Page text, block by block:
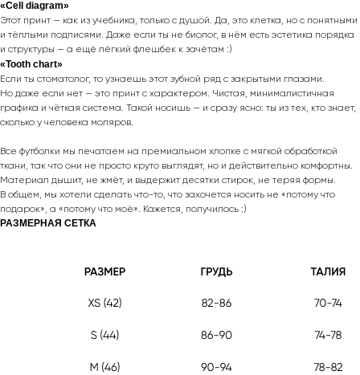
«Cell diagram»
Этот принт — как из учебника, только с душой. Да, это клетка, но с понятными
и тёплыми подписями. Даже если ты не биолог, в нём есть эстетика порядка
и структуры — а ещё лёгкий флешбек к зачётам :)
«Tooth chart»
Если ты стоматолог, то узнаешь этот зубной ряд с закрытыми глазами.
Но даже если нет — это принт с характером. Чистая, минималистичная
графика и чёткая система. Такой носишь — и сразу ясно: ты из тех, кто знает,
сколько у человека моляров.
Все футболки мы печатаем на премиальном хлопке с мягкой обработкой
ткани, так что они не просто круто выглядят, но и действительно комфортны.
Материал дышит, не жмёт, и выдержит десятки стирок, не теряя формы.
В общем, мы хотели сделать что-то, что захочется носить не «потому что
подарок», а «потому что моё». Кажется, получилось :)
РАЗМЕРНАЯ СЕТКА